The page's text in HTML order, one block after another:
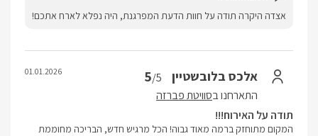
אצדה היקרה תודה על חוות הדעת המפרגנת, היה נפלא לארח אתכם!
אלכס בלובשטיין 5/5
התארחנו בסוויטת פברזה
01.01.2026
תודה על האירוח!!!
המקום מתוחזק ברמה מאוד גבוה! הכל מרגיש חדש, הבריכה מחוממת